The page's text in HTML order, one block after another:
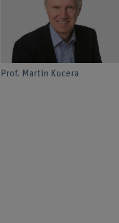
Prof. Martin Kucera